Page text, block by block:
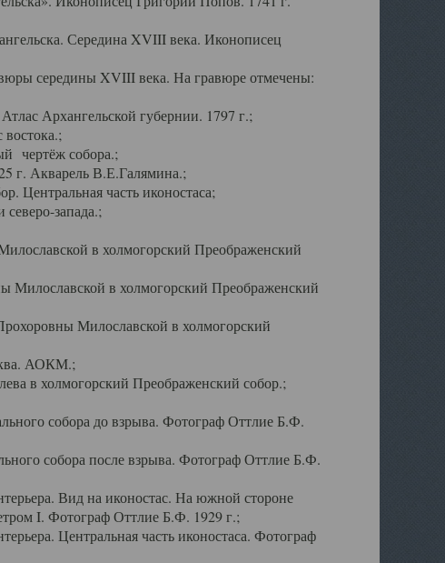
Середина XVIII века. Иконописец
середины XVIII века. На гравюре отмечены:
Архангельской губернии. 1797 г.;
чертёж собора.;
г. Акварель В.Е.Галямина.;
Центральная часть иконостаса;
запада.;
в холмогорский Преображенский
в холмогорский Преображенский
Милославской в холмогорский
АОКМ.;
в холмогорский Преображенский собор.;
собора до взрыва. Фотограф Оттлие Б.Ф.
собора после взрыва. Фотограф Оттлие Б.Ф.
Вид на иконостас. На южной стороне
I. Фотограф Оттлие Б.Ф. 1929 г.;
Центральная часть иконостаса. Фотограф